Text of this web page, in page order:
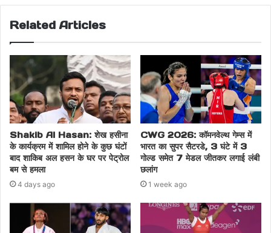
Trent Boult Performance
Related Articles
Shakib Al Hasan: शेख हसीना
के कार्यक्रम में शामिल होने के कुछ घंटों
बाद शाकिब अल हसन के घर पर पेट्रोल
बम से हमला
4 days ago
CWG 2026: कॉमनवेल्थ गेम्स में
भारत का सुपर सैटरडे, 3 घंटे में 3
गोल्ड समेत 7 मेडल जीतकर लगाई लंबी
छलांग
1 week ago